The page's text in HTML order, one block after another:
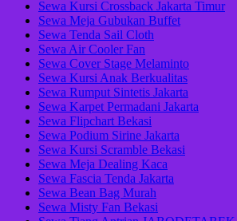
Sewa Kursi Crossback Jakarta Timur
Sewa Meja Gubukan Buffet
Sewa Tenda Sail Cloth
Sewa Air Cooler Fan
Sewa Cover Stage Melaminto
Sewa Kursi Anak Berkualitas
Sewa Rumput Sintetis Jakarta
Sewa Karpet Permadani Jakarta
Sewa Flipchart Bekasi
Sewa Podium Sirine Jakarta
Sewa Kursi Scramble Bekasi
Sewa Meja Dealing Kaca
Sewa Fascia Tenda Jakarta
Sewa Bean Bag Murah
Sewa Misty Fan Bekasi